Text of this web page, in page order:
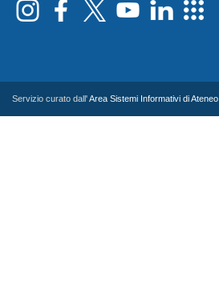
Servizio curato dall'Area Sistemi Informativi di Ateneo